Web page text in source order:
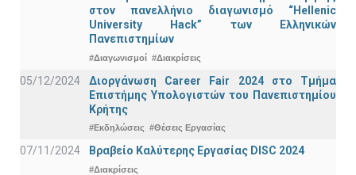
στον πανελλήνιο διαγωνισμό “Hellenic
University Hack” των Ελληνικών
Πανεπιστημίων
#Διαγωνισμοί #Διακρίσεις
05/12/2024
Διοργάνωση Career Fair 2024 στο Τμήμα
Επιστήμης Υπολογιστών του Πανεπιστημίου
Κρήτης
#Εκδηλώσεις #Θέσεις Εργασίας
07/11/2024 Βραβείο Καλύτερης Εργασίας DISC 2024
#Διακρίσεις